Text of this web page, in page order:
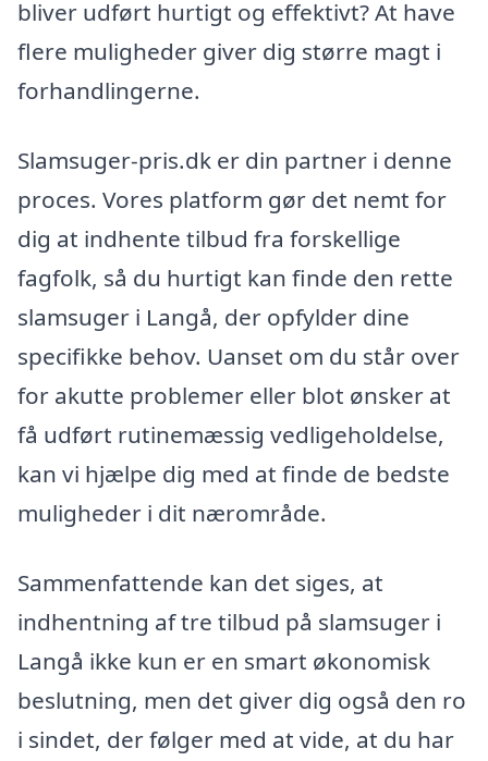
bliver udført hurtigt og effektivt? At have
flere muligheder giver dig større magt i
forhandlingerne.
Slamsuger-pris.dk er din partner i denne
proces. Vores platform gør det nemt for
dig at indhente tilbud fra forskellige
fagfolk, så du hurtigt kan finde den rette
slamsuger i Langå, der opfylder dine
specifikke behov. Uanset om du står over
for akutte problemer eller blot ønsker at
få udført rutinemæssig vedligeholdelse,
kan vi hjælpe dig med at finde de bedste
muligheder i dit nærområde.
Sammenfattende kan det siges, at
indhentning af tre tilbud på slamsuger i
Langå ikke kun er en smart økonomisk
beslutning, men det giver dig også den ro
i sindet, der følger med at vide, at du har